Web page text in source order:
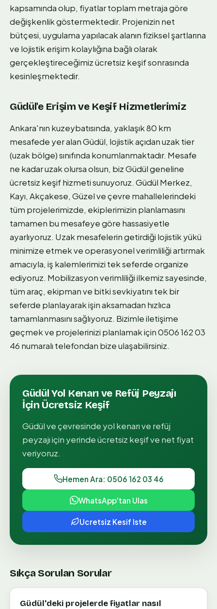
kapsamında olup, fiyatlar toplam metraja göre
değişkenlik göstermektedir. Projenizin net
bütçesi, uygulama yapılacak alanın fiziksel şartlarına
ve lojistik erişim kolaylığına bağlı olarak
gerçekleştireceğimiz ücretsiz keşif sonrasında
kesinleşmektedir.
Güdül'e Erişim ve Keşif Hizmetlerimiz
Ankara'nın kuzeybatısında, yaklaşık 80 km
mesafede yer alan Güdül, lojistik açıdan uzak tier
(uzak bölge) sınıfında konumlanmaktadır. Mesafe
ne kadar uzak olursa olsun, biz Güdül geneline
ücretsiz keşif hizmeti sunuyoruz. Güdül Merkez,
Kayı, Akçakese, Güzel ve çevre mahallelerindeki
tüm projelerimizde, ekiplerimizin planlamasını
tamamen bu mesafeye göre hassasiyetle
ayarlıyoruz. Uzak mesafelerin getirdiği lojistik yükü
minimize etmek ve operasyonel verimliliği artırmak
amacıyla, iş kalemlerimizi tek seferde organize
ediyoruz. Mobilizasyon verimliliği ilkemiz sayesinde,
tüm araç, ekipman ve bitki sevkiyatını tek bir
seferde planlayarak işin aksamadan hızlıca
tamamlanmasını sağlıyoruz. Bizimle iletişime
geçmek ve projelerinizi planlamak için 0506 162 03
46 numaralı telefondan bize ulaşabilirsiniz.
GüdülYol Kenarı ve Refüj Peyzajı
İçin Ücretsiz Keşif
Güdülve çevresinde yol kenarı ve refüj
peyzajıiçin yerinde ücretsiz keşif ve net fiyat
veriyoruz.
Hemen Ara: 0506 162 03 46
WhatsApp'tan Ulas
Ucretsiz Kesif Iste
Sıkça Sorulan Sorular
Güdül'deki projelerde fiyatlar nasıl